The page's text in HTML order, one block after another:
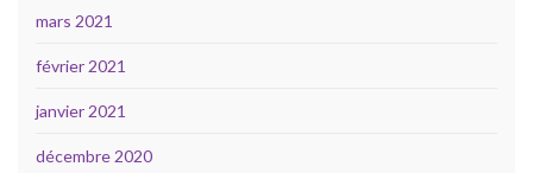
mars 2021
février 2021
janvier 2021
décembre 2020